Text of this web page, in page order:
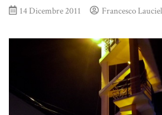
14 Dicembre 2011 Francesco